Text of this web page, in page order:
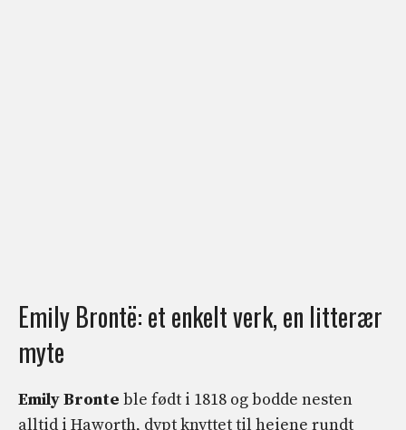
Emily Brontë: et enkelt verk, en litterær
myte
Emily Bronte ble født i 1818 og bodde nesten
alltid i Haworth, dypt knyttet til heiene rundt